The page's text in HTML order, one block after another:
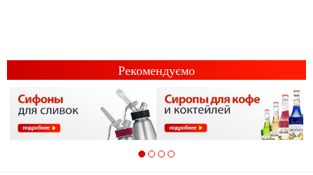
Рекомендуємо